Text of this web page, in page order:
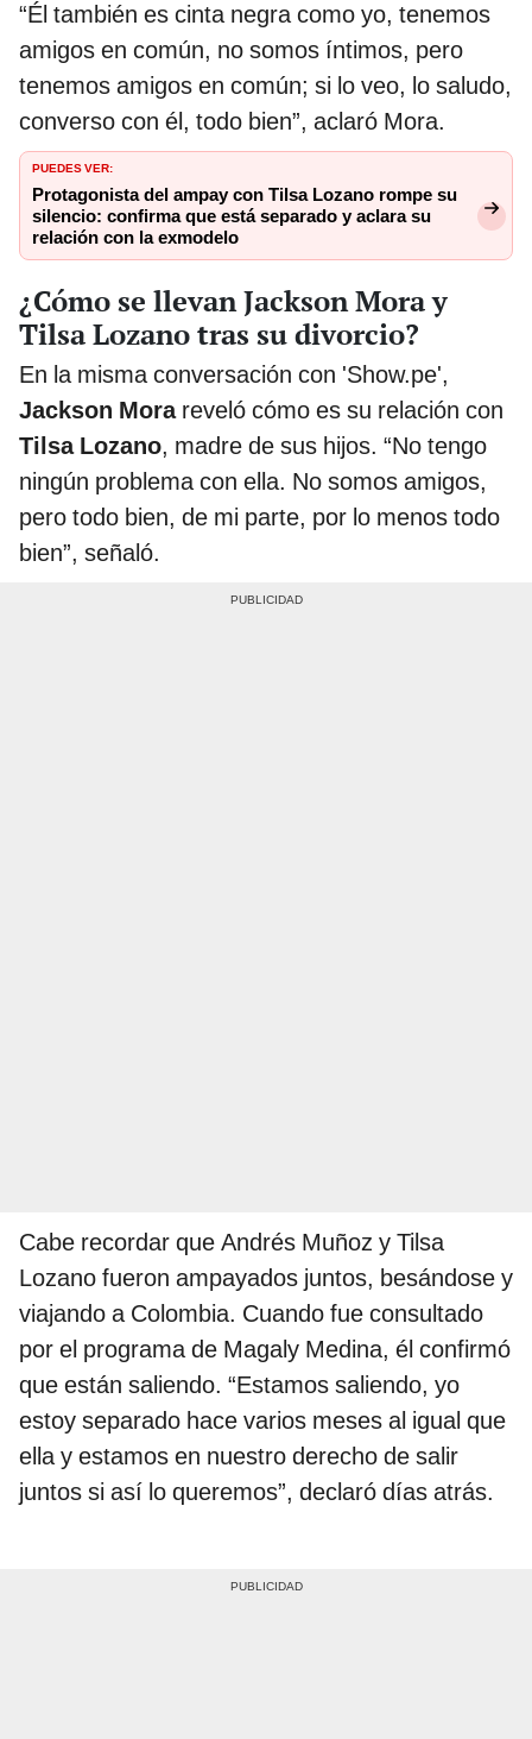
“Él también es cinta negra como yo, tenemos
amigos en común, no somos íntimos, pero
tenemos amigos en común; si lo veo, lo saludo,
converso con él, todo bien”, aclaró Mora.
PUEDES VER:
Protagonista del ampay con Tilsa Lozano rompe su
silencio: confirma que está separado y aclara su
relación con la exmodelo
¿Cómo se llevan Jackson Mora y
Tilsa Lozano tras su divorcio?
En la misma conversación con 'Show.pe',
Jackson Mora reveló cómo es su relación con
Tilsa Lozano, madre de sus hijos. “No tengo
ningún problema con ella. No somos amigos,
pero todo bien, de mi parte, por lo menos todo
bien”, señaló.
Cabe recordar que Andrés Muñoz y Tilsa
Lozano fueron ampayados juntos, besándose y
viajando a Colombia. Cuando fue consultado
por el programa de Magaly Medina, él confirmó
que están saliendo. “Estamos saliendo, yo
estoy separado hace varios meses al igual que
ella y estamos en nuestro derecho de salir
juntos si así lo queremos”, declaró días atrás.